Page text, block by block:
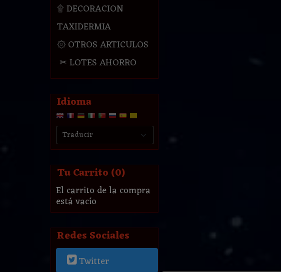
۩ DECORACION
TAXIDERMIA
۞ OTROS ARTICULOS
✂ LOTES AHORRO
Idioma
Tu Carrito (0)
El carrito de la compra
está vacío
Redes Sociales
Twitter